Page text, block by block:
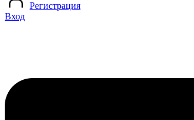
Вход
Регистрация